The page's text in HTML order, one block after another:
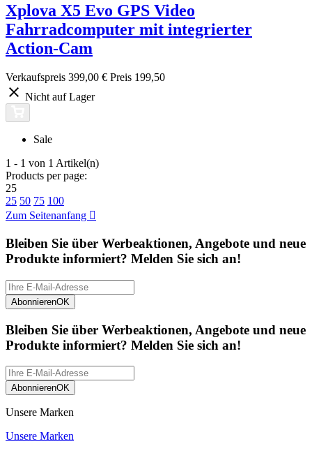
Xplova X5 Evo GPS Video
Fahrradcomputer mit integrierter
Action-Cam
Verkaufspreis 399,00 € Preis 199,50
Nicht auf Lager
Sale
1 - 1 von 1 Artikel(n)
Products per page:
25
25 50 75 100
Zum Seitenanfang 
Bleiben Sie über Werbeaktionen, Angebote und neue
Produkte informiert? Melden Sie sich an!
AbonnierenOK
Bleiben Sie über Werbeaktionen, Angebote und neue
Produkte informiert? Melden Sie sich an!
AbonnierenOK
Unsere Marken
Unsere Marken